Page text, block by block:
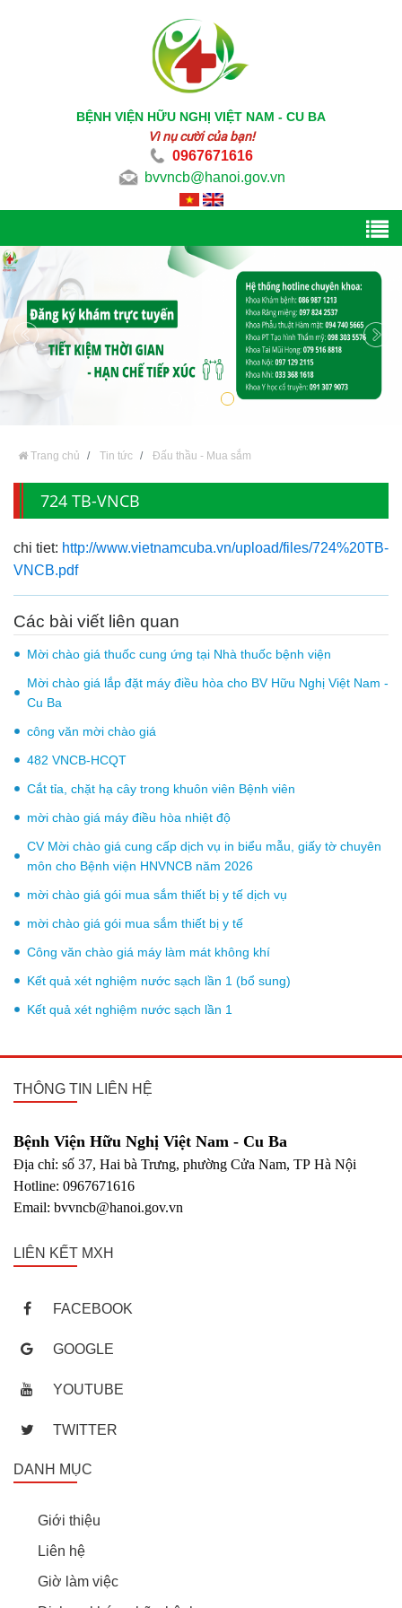
BỆNH VIỆN HỮU NGHỊ VIỆT NAM - CU BA
Vì nụ cười của bạn!
0967671616
bvvncb@hanoi.gov.vn
Trang chủ Tin tức Đấu thầu - Mua sắm
724 TB-VNCB
chi tiet: http://www.vietnamcuba.vn/upload/files/724%20TB-
VNCB.pdf
Các bài viết liên quan
Mời chào giá thuốc cung ứng tại Nhà thuốc bệnh viện
Mời chào giá lắp đặt máy điều hòa cho BV Hữu Nghị Việt Nam -
Cu Ba
công văn mời chào giá
482 VNCB-HCQT
Cắt tỉa, chặt hạ cây trong khuôn viên Bệnh viên
mời chào giá máy điều hòa nhiệt độ
CV Mời chào giá cung cấp dịch vụ in biểu mẫu, giấy tờ chuyên
môn cho Bệnh viện HNVNCB năm 2026
mời chào giá gói mua sắm thiết bị y tế dịch vụ
mời chào giá gói mua sắm thiết bị y tế
Công văn chào giá máy làm mát không khí
Kết quả xét nghiệm nước sạch lần 1 (bổ sung)
Kết quả xét nghiệm nước sạch lần 1
THÔNG TIN LIÊN HỆ
Bệnh Viện Hữu Nghị Việt Nam - Cu Ba
Địa chỉ: số 37, Hai bà Trưng, phường Cửa Nam, TP Hà Nội
Hotline: 0967671616
Email: bvvncb@hanoi.gov.vn
LIÊN KẾT MXH
FACEBOOK
GOOGLE
YOUTUBE
TWITTER
DANH MỤC
Giới thiệu
Liên hệ
Giờ làm việc